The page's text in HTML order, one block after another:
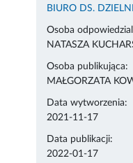
BIURO DS.
Osoba
NATASZA
Osoba publikująca:
MAŁGORZATA
Data wytworzenia:
2021-11-17
Data publikacji:
2022-01-17